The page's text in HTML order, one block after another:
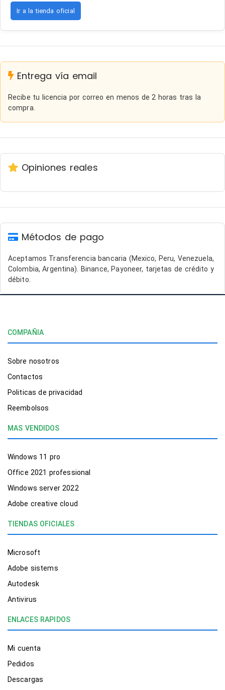
Ir a la tienda oficial
Entrega vía email
Recibe tu licencia por correo en menos de 2 horas tras la
compra.
Opiniones reales
Métodos de pago
Aceptamos Transferencia bancaria (Mexico, Peru, Venezuela,
Colombia, Argentina). Binance, Payoneer, tarjetas de crédito y
débito.
COMPAÑIA
Sobre nosotros
Contactos
Politicas de privacidad
Reembolsos
MAS VENDIDOS
Windows 11 pro
Office 2021 professional
Windows server 2022
Adobe creative cloud
TIENDAS OFICIALES
Microsoft
Adobe sistems
Autodesk
Antivirus
ENLACES RAPIDOS
Mi cuenta
Pedidos
Descargas